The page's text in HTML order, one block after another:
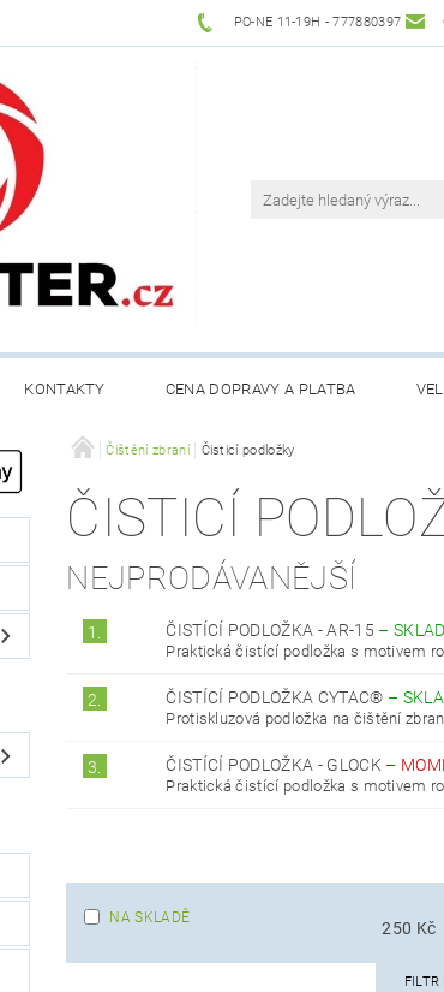
PO-NE 11-19H - 777880397
KONTAKTY CENA DOPRAVY A PLATBA
Čištění zbraní Čisticí podložky
ČISTICÍ
NEJPRODÁVANĚJŠÍ
1. ČISTÍCÍ PODLOŽKA - AR-15 –
Praktická čistící podložka s motivem
2. ČISTÍCÍ PODLOŽKA CYTAC® –
Protiskluzová podložka na čištění
3. ČISTÍCÍ PODLOŽKA - GLOCK –
Praktická čistící podložka s motivem
NA SKLADĚ
250 Kč
FILTR